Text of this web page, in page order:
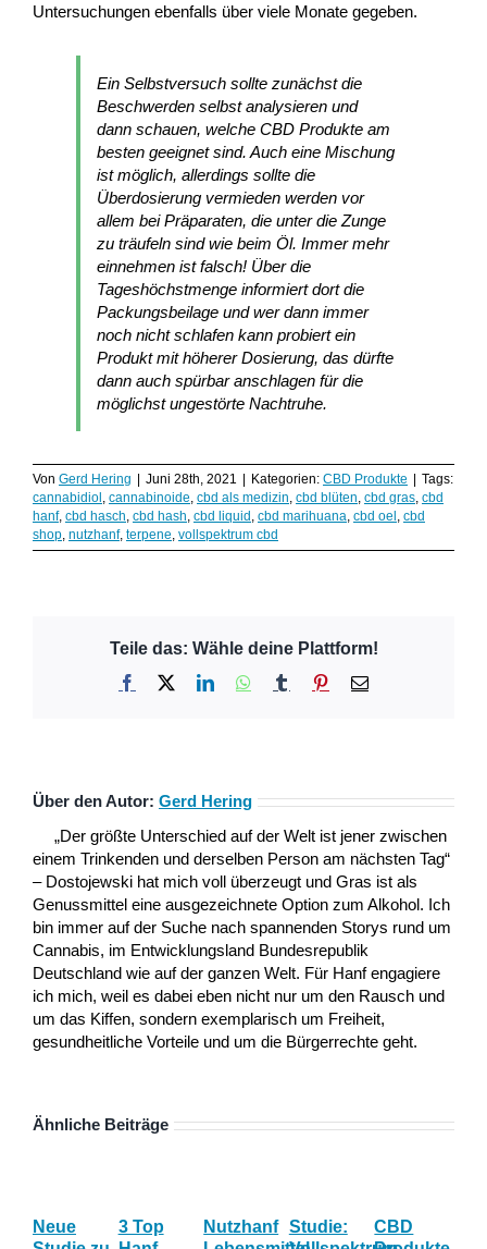
Untersuchungen ebenfalls über viele Monate gegeben.
Ein Selbstversuch sollte zunächst die
Beschwerden selbst analysieren und
dann schauen, welche CBD Produkte am
besten geeignet sind. Auch eine Mischung
ist möglich, allerdings sollte die
Überdosierung vermieden werden vor
allem bei Präparaten, die unter die Zunge
zu träufeln sind wie beim Öl. Immer mehr
einnehmen ist falsch! Über die
Tageshöchstmenge informiert dort die
Packungsbeilage und wer dann immer
noch nicht schlafen kann probiert ein
Produkt mit höherer Dosierung, das dürfte
dann auch spürbar anschlagen für die
möglichst ungestörte Nachtruhe.
Von Gerd Hering | Juni 28th, 2021 | Kategorien: CBD Produkte | Tags:
cannabidiol, cannabinoide, cbd als medizin, cbd blüten, cbd gras, cbd
hanf, cbd hasch, cbd hash, cbd liquid, cbd marihuana, cbd oel, cbd
shop, nutzhanf, terpene, vollspektrum cbd
Teile das: Wähle deine Plattform!
Facebook LinkedInWhatsApp
Tumblr Pinterest
E-
Über den Autor: Gerd Hering
„Der größte Unterschied auf der Welt ist jener zwischen
einem Trinkenden und derselben Person am nächsten Tag“
– Dostojewski hat mich voll überzeugt und Gras ist als
Genussmittel eine ausgezeichnete Option zum Alkohol. Ich
bin immer auf der Suche nach spannenden Storys rund um
Cannabis, im Entwicklungsland Bundesrepublik
Deutschland wie auf der ganzen Welt. Für Hanf engagiere
ich mich, weil es dabei eben nicht nur um den Rausch und
um das Kiffen, sondern exemplarisch um Freiheit,
gesundheitliche Vorteile und um die Bürgerrechte geht.
Ähnliche Beiträge
Neue
3 Top
Nutzhanf Studie:
CBD